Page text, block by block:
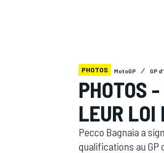
MOTOGP
PHOTOS MotoGP GP
PHOTOS
LEUR LOI
Pecco Bagnaia a
qualifications au